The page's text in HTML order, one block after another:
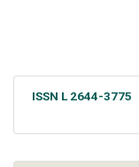
ISSN L 2644-3775